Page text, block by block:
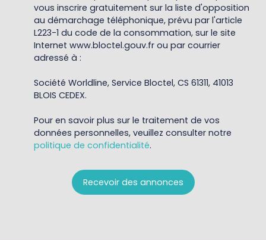
vous inscrire gratuitement sur la liste d'opposition
au démarchage téléphonique, prévu par l'article
L223-1 du code de la consommation, sur le site
Internet www.bloctel.gouv.fr ou par courrier
adressé à :
Société Worldline, Service Bloctel, CS 61311, 41013
BLOIS CEDEX.
Pour en savoir plus sur le traitement de vos
données personnelles, veuillez consulter notre
politique de confidentialité.
Recevoir des annonces